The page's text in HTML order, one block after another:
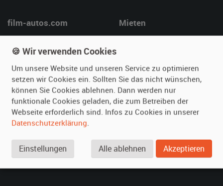
film-autos.com
Leistungen
Referenzen
Kundenmeinungen
Mieten
Fragen für Mieter
Service
Vermieten
Oldtimer anmelden
Fotos senden
Fragen für Vermieter
Hilfe
So funktioniert's
Kontakt
🍪 Wir verwenden Cookies
Um unsere Website und unseren Service zu optimieren
setzen wir Cookies ein. Sollten Sie das nicht wünschen,
können Sie Cookies ablehnen. Dann werden nur
funktionale Cookies geladen, die zum Betreiben der
Webseite erforderlich sind. Infos zu Cookies in unserer
Datenschutzerklärung.
Einstellungen Alle ablehnen Akzeptieren